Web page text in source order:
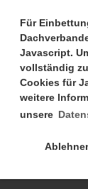
Für
Javascript.
vollständig
Cookies für
weitere
unsere